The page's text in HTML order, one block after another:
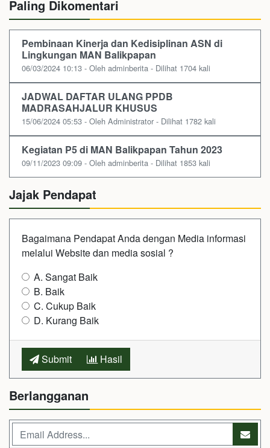
Paling Dikomentari
Pembinaan Kinerja dan Kedisiplinan ASN di
Lingkungan MAN Balikpapan
06/03/2024 10:13 - Oleh adminberita - Dilihat 1704 kali
JADWAL DAFTAR ULANG PPDB
MADRASAHJALUR KHUSUS
15/06/2024 05:53 - Oleh Administrator - Dilihat 1782 kali
Kegiatan P5 di MAN Balikpapan Tahun 2023
09/11/2023 09:09 - Oleh adminberita - Dilihat 1853 kali
Jajak Pendapat
Bagaimana Pendapat Anda dengan Media informasi
melalui Website dan media sosial ?
A. Sangat Baik
B. Baik
C. Cukup Baik
D. Kurang Baik
Submit Hasil
Berlangganan